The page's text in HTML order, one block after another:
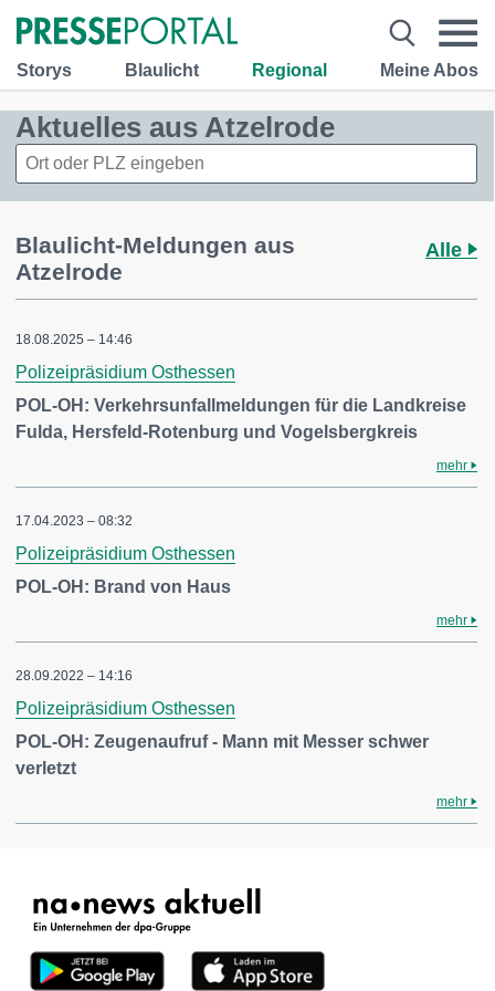
Storys Blaulicht Regional Meine Abos
Aktuelles aus Atzelrode
Blaulicht-Meldungen aus
Atzelrode
Alle
18.08.2025 – 14:46
Polizeipräsidium Osthessen
POL-OH: Verkehrsunfallmeldungen für die Landkreise
Fulda, Hersfeld-Rotenburg und Vogelsbergkreis
mehr
17.04.2023 – 08:32
Polizeipräsidium Osthessen
POL-OH: Brand von Haus
mehr
28.09.2022 – 14:16
Polizeipräsidium Osthessen
POL-OH: Zeugenaufruf - Mann mit Messer schwer
verletzt
mehr